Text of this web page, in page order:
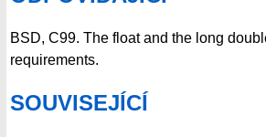
BSD, C99. The float and the long
requirements.
SOUVISEJÍCÍ